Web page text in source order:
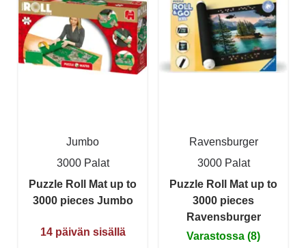
Jumbo
3000 Palat
Puzzle Roll Mat up to
3000 pieces Jumbo
14 päivän sisällä
Ravensburger
3000 Palat
Puzzle Roll Mat up to
3000 pieces
Ravensburger
Varastossa (8)